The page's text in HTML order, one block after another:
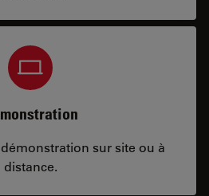
démonstration sur site ou à
distance.